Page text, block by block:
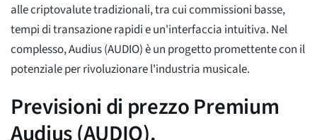
alle criptovalute tradizionali, tra cui commissioni basse,
tempi di transazione rapidi e un'interfaccia intuitiva. Nel
complesso, Audius (AUDIO) è un progetto promettente con il
potenziale per rivoluzionare l'industria musicale.
Previsioni di prezzo Premium
Audius (AUDIO).